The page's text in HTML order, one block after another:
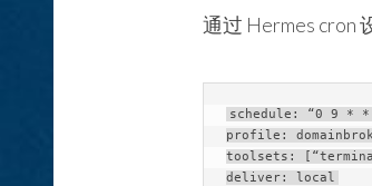
通过 Hermes cron
schedule: “0 9 * *
profile:
toolsets:
deliver: local